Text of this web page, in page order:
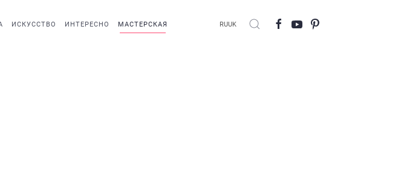
ИСКУССТВО ИНТЕРЕСНО МАСТЕРСКАЯ RUUK